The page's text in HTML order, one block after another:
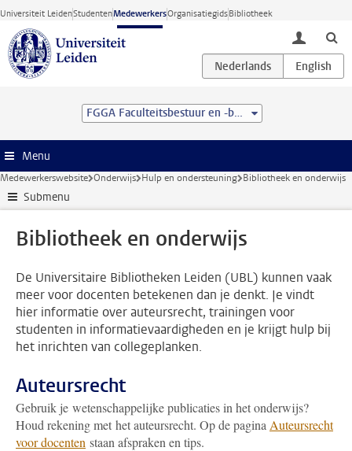
Ga direct naar de inhoud
Universiteit LeidenStudentenMedewerkersOrganisatiegidsBibliotheek
toggle
FGGA Faculteitsbestuur en -bureau
Menu
Medewerkerswebsite Onderwijs Hulp en ondersteuning Bibliotheek en onderwijs
Submenu
Bibliotheek en onderwijs
De Universitaire Bibliotheken Leiden (UBL) kunnen vaak
meer voor docenten betekenen dan je denkt. Je vindt
hier informatie over auteursrecht, trainingen voor
studenten in informatievaardigheden en je krijgt hulp bij
het inrichten van collegeplanken.
Auteursrecht
Gebruik je wetenschappelijke publicaties in het onderwijs?
Houd rekening met het auteursrecht. Op de pagina Auteursrecht
voor docenten staan afspraken en tips.